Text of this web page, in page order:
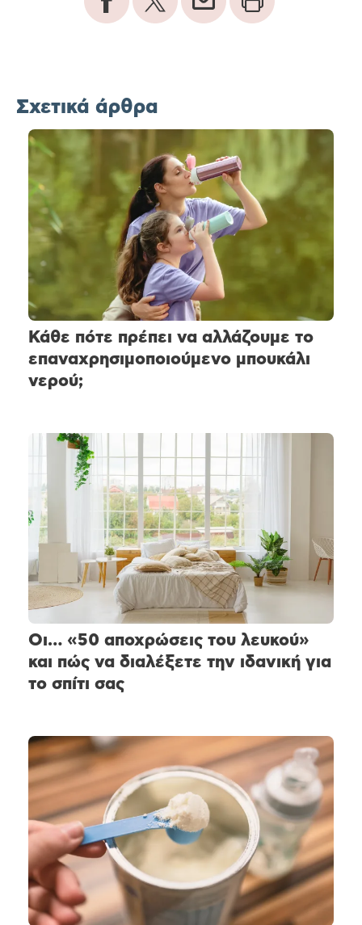
Σχετικά άρθρα
Κάθε πότε πρέπει να αλλάζουμε το
επαναχρησιμοποιούμενο μπουκάλι
νερού;
Οι… «50 αποχρώσεις του λευκού»
και πώς να διαλέξετε την ιδανική για
το σπίτι σας